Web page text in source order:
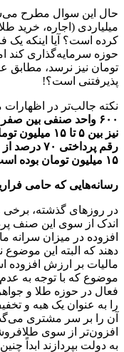
حال این سوال مطرح
میلیاردی (اجاره، خرید
کرده است؟ آیا اینکه یک
حوزه سرمایه‌گذاری کند
تومان نیز نرسد، مطابق
پذیرفتنی است؟!
نکته جالب‌تر در اظهارات
نیز بین ۵ تا
رقم
۱۵ میلیون تومان بوده است.
رسانه‌هایی که حامی
در روزهای گذشته، برخی
اندک از سوی این صنف
افزوده در میزان سرانه
دهند که البته این
مالیات بر ارزش افزوده
موضوع که با توجه به عدم
فعال در حوزه طلا و
را به عنوان یک هبه و
آن را بر سر مشتری
افزون‌تر از سوی
به دولت بپردازند ابداً